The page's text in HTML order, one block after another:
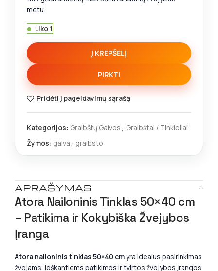
metu.
Liko 1
Į KREPŠELĮ
PIRKTI
Pridėti į pageidavimų sąrašą
Kategorijos: Graibštų Galvos
Graibštai / Tinkleliai
Žymos: galva graibsto
APRAŠYMAS
Atora Nailoninis Tinklas 50×40 cm
– Patikima ir Kokybiška Žvejybos
Įranga
Atora nailoninis tinklas 50×40 cmyra idealus pasirinkimas
žvejams, ieškantiems patikimos ir tvirtos žvejybos įrangos.